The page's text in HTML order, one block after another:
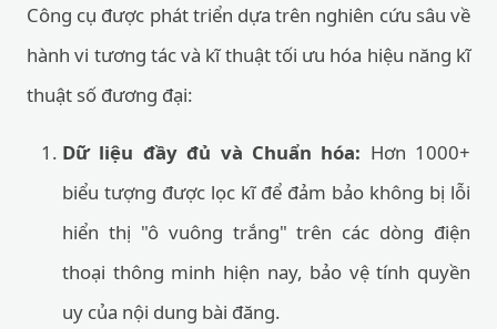
Công cụ được phát triển dựa trên nghiên cứu sâu về
hành vi tương tác và kĩ thuật tối ưu hóa hiệu năng kĩ
thuật số đương đại:
Dữ liệu đầy đủ và Chuẩn hóa: Hơn 1000+
biểu tượng được lọc kĩ để đảm bảo không bị lỗi
hiển thị "ô vuông trắng" trên các dòng điện
thoại thông minh hiện nay, bảo vệ tính quyền
uy của nội dung bài đăng.